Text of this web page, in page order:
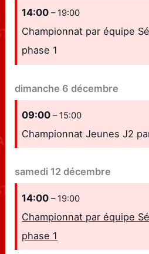
14:00– 19:00
Championnat par équipe
phase 1
dimanche 6 décembre
09:00– 15:00
Championnat Jeunes J2
samedi 12 décembre
14:00– 19:00
Championnat par équipe
phase 1